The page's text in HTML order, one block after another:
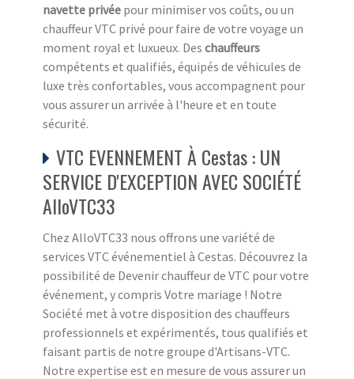
navette privée pour minimiser vos coûts, ou un
chauffeur VTC privé pour faire de votre voyage un
moment royal et luxueux. Des chauffeurs
compétents et qualifiés, équipés de véhicules de
luxe très confortables, vous accompagnent pour
vous assurer un arrivée à l'heure et en toute
sécurité.
VTC EVENNEMENT À Cestas : UN
SERVICE D'EXCEPTION AVEC SOCIÉTÉ
AlloVTC33
Chez AlloVTC33 nous offrons une variété de
services VTC événementiel à Cestas. Découvrez la
possibilité de Devenir chauffeur de VTC pour votre
événement, y compris Votre mariage ! Notre
Société met à votre disposition des chauffeurs
professionnels et expérimentés, tous qualifiés et
faisant partis de notre groupe d'Artisans-VTC.
Notre expertise est en mesure de vous assurer un